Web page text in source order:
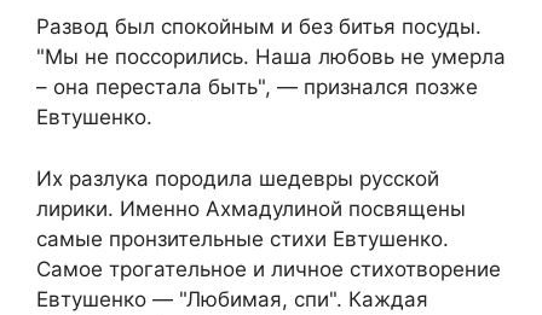
Развод был спокойным и без битья посуды.
"Мы не поссорились. Наша любовь не умерла
– она перестала быть", — признался позже
Евтушенко.
Их разлука породила шедевры русской
лирики. Именно Ахмадулиной посвящены
самые пронзительные стихи Евтушенко.
Самое трогательное и личное стихотворение
Евтушенко — "Любимая, спи". Каждая